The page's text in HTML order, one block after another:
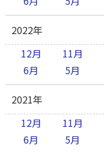
2022年
12月
11月
6月
5月
2021年
12月
11月
6月
5月